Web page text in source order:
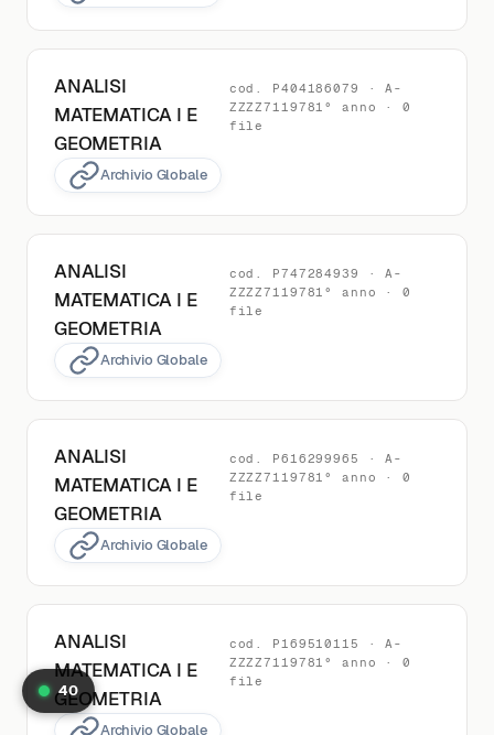
ANALISI
MATEMATICA I E
GEOMETRIA
cod. P404186079 · A-
ZZZZ7119781° anno · 0
file
Archivio Globale
ANALISI
MATEMATICA I E
GEOMETRIA
cod. P747284939 · A-
ZZZZ7119781° anno · 0
file
Archivio Globale
ANALISI
MATEMATICA I E
GEOMETRIA
cod. P616299965 · A-
ZZZZ7119781° anno · 0
file
Archivio Globale
ANALISI
MATEMATICA I E
GEOMETRIA
cod. P169510115 · A-
ZZZZ7119781° anno · 0
file
Archivio Globale
40